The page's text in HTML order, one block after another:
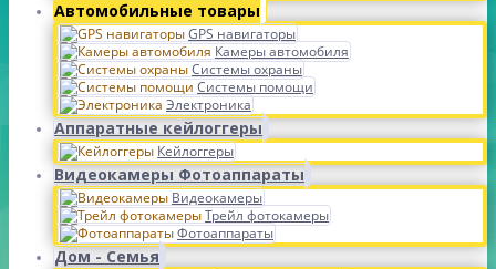
Автомобильные товары
GPS навигаторы
Камеры автомобиля
Системы охраны
Системы помощи
Электроника
Аппаратные кейлоггеры
Кейлоггеры
Видеокамеры Фотоаппараты
Видеокамеры
Трейл фотокамеры
Фотоаппараты
Дом - Семья